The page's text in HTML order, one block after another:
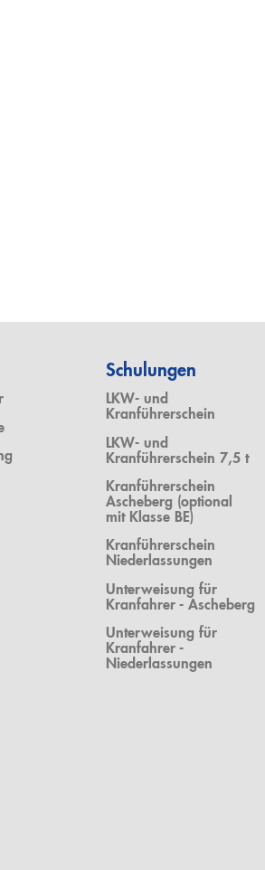
Schulungen
LKW- und
Kranführerschein
LKW- und
Kranführerschein 7,5 t
Kranführerschein
Ascheberg (optional
mit Klasse BE)
Kranführerschein
Niederlassungen
Unterweisung für
Kranfahrer - Ascheberg
Unterweisung für
Kranfahrer -
Niederlassungen